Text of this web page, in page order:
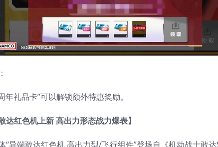
年礼品卡”可以解锁额外特惠奖励。
达红色机上新 高出力形态战力爆表】
“异端敢达红色机 高出力型/飞行组件”登场自《机动战士敢达